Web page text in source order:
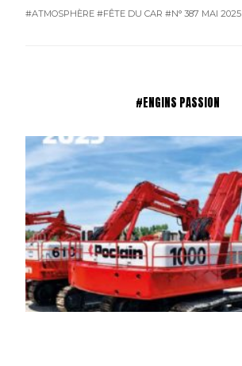
#ATMOSPHÈRE #FÊTE DU CAR #N° 387 MAI 2025
#ENGINS PASSION